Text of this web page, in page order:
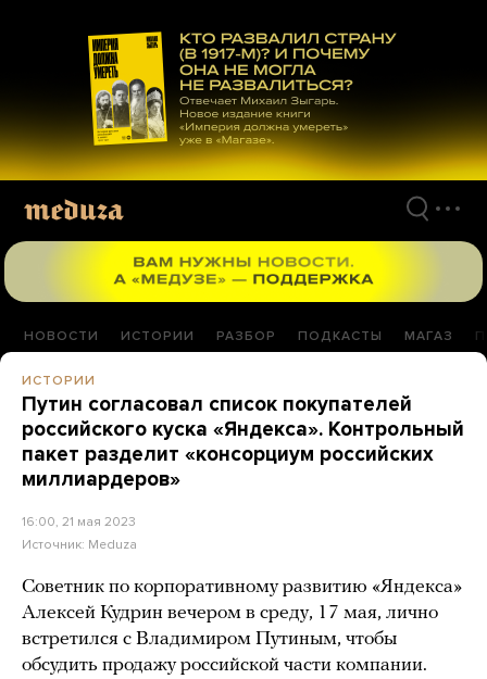
материалам
НОВОСТИ ИСТОРИИ РАЗБОР ПОДКАСТЫ МАГАЗ
ИСТОРИИ
Путин согласовал список покупателей
российского куска «Яндекса». Контрольный
пакет разделит «консорциум российских
миллиардеров»
16:00, 21 мая 2023
Источник: Meduza
Советник по корпоративному развитию «Яндекса»
Алексей Кудрин вечером в среду, 17 мая, лично
встретился с Владимиром Путиным, чтобы
обсудить продажу российской части компании.